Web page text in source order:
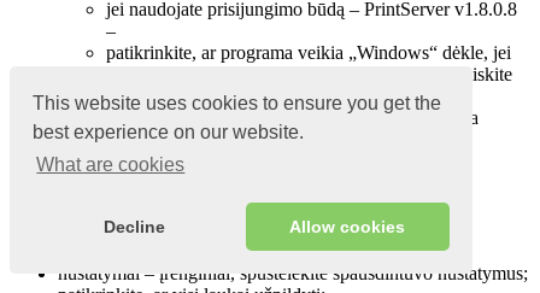
This website uses cookies to ensure you get the
best experience on our website.
What are cookies
Decline Allow cookies
jei naudojate prisijungimo būdą – PrintServer v1.8.0.8
–
patikrinkite, ar programa veikia „Windows“ dėkle, jei
ne, eikite į „Local Drive C – PrintServer“ ir paleiskite
programą
Pasirinkite spausdinimo režimą – tekstas / grafika
Spustelėkite bandomojo spausdinimo mygtuką.
Peržiūrėkite sukurtus nustatymus „Skyservice“ programėlėje:
nustatymai – įrenginiai, spustelėkite spausdintuvo nustatymus;